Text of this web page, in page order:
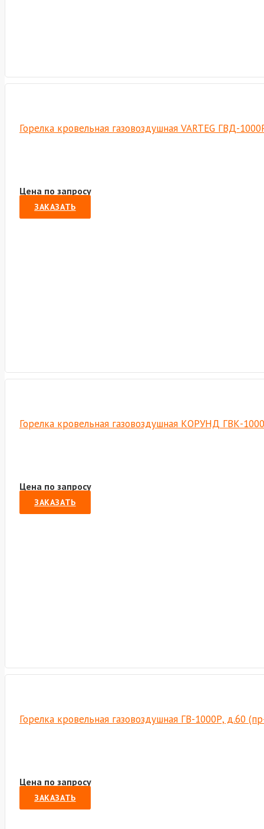
Горелка кровельная газовоздушная VARTEG ГВД-
Цена по запросу
ЗАКАЗАТЬ
Горелка кровельная газовоздушная КОРУНД ГВК-
Цена по запросу
ЗАКАЗАТЬ
Горелка кровельная газовоздушная ГВ-1000Р, д.60
Цена по запросу
ЗАКАЗАТЬ